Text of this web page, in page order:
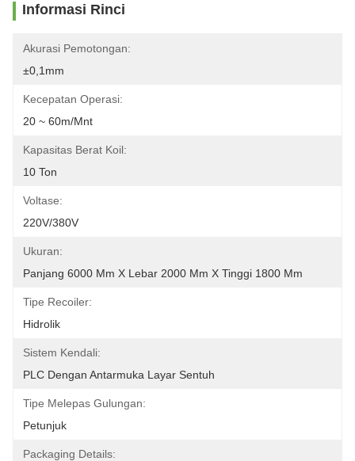
Informasi Rinci
Akurasi Pemotongan:
±0,1mm
Kecepatan Operasi:
20 ~ 60m/mnt
Kapasitas Berat Koil:
10 Ton
Voltase:
220V/380V
Ukuran:
Panjang 6000 Mm X Lebar 2000 Mm X Tinggi 1800 Mm
Tipe Recoiler:
Hidrolik
Sistem Kendali:
PLC Dengan Antarmuka Layar Sentuh
Tipe Melepas Gulungan:
Petunjuk
Packaging Details: